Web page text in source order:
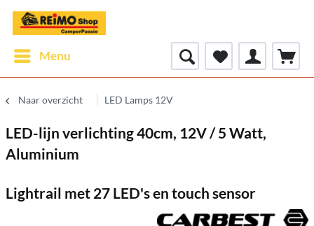
Menu
Naar overzicht LED Lamps 12V
LED-lijn verlichting 40cm, 12V / 5 Watt,
Aluminium
Lightrail met 27 LED's en touch sensor